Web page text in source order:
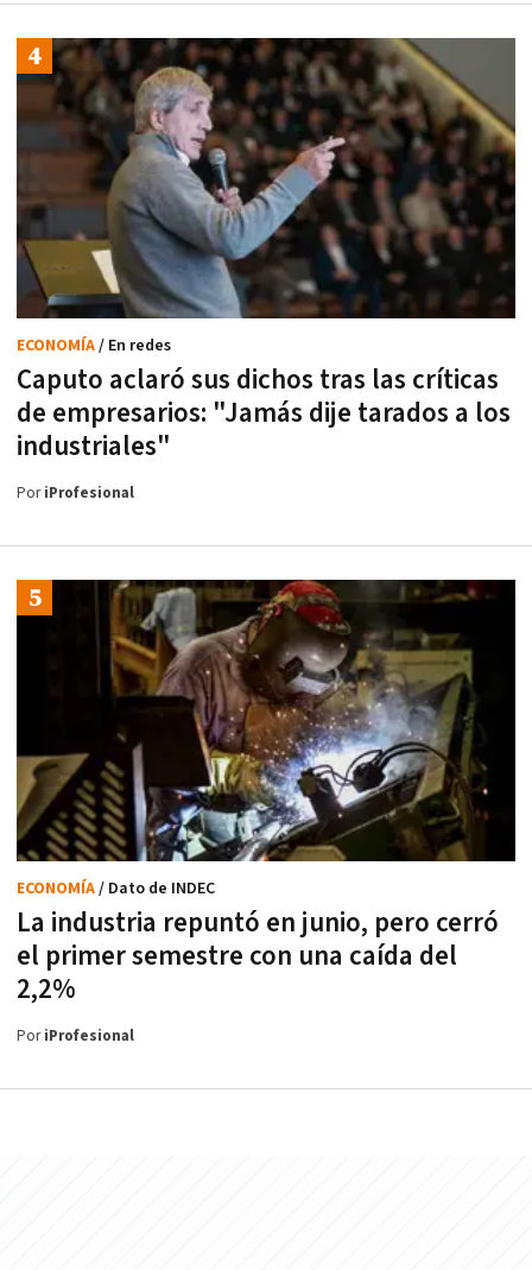
Caputo aclaró sus dichos tras las críticas
de empresarios: "Jamás dije tarados a los
industriales"
ECONOMÍA/ En redes
PoriProfesional
La industria repuntó en junio, pero cerró
el primer semestre con una caída del
2,2%
ECONOMÍA/ Dato de INDEC
PoriProfesional